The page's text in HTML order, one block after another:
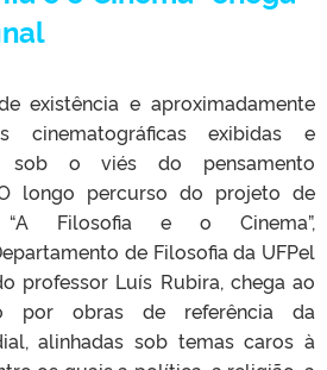
existência e aproximadamente
cinematográficas exibidas e
sob o viés do pensamento
longo percurso do projeto de
“A Filosofia e o Cinema”,
de Filosofia da UFPel
professor Luís Rubira, chega ao
por obras de referência da
alinhadas sob temas caros à